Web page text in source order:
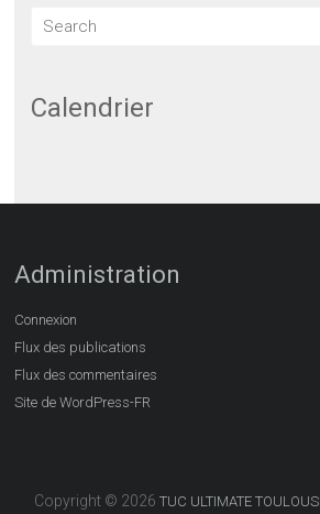
Calendrier
Administration
Connexion
Flux des publications
Flux des commentaires
Site de WordPress-FR
Copyright © 2026 TUC ULTIMATE